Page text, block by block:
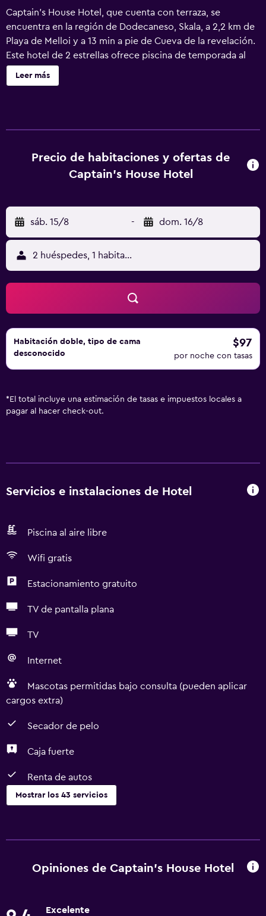
Captain's House Hotel, que cuenta con terraza, se
encuentra en la región de Dodecaneso, Skala, a 2,2 km de
Playa de Melloi y a 13 min a pie de Cueva de la revelación.
Este hotel de 2 estrellas ofrece piscina de temporada al
aire libre y habitaciones con aire acondicionado, wifi
gratis y baño privado. Este alojamiento libre de humo está
están equipadas con TV de pantalla plana y secador de
pelo. Puerto está a 5 min a pie del alojamiento, y
Leer más
Precio de habitaciones y ofertas de
Captain's House Hotel
sáb. 15/8 - dom. 16/8
2 huéspedes, 1 habitación
Habitación doble, tipo de cama
desconocido
$97
por noche con tasas
* El total incluye una estimación de tasas e impuestos locales a
pagar al hacer check-out.
Servicios e instalaciones de Hotel
Piscina al aire libre
Wifi gratis
Estacionamiento gratuito
TV de pantalla plana
TV
Internet
Mascotas permitidas bajo consulta (pueden aplicar
cargos extra)
Secador de pelo
Caja fuerte
Renta de autos
Mostrar los 43 servicios
Wifi gratis
Opiniones de Captain's House Hotel
Excelente